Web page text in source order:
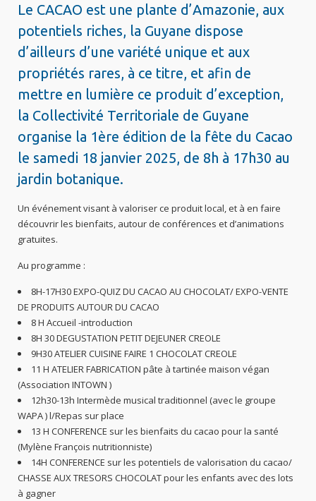
Le CACAO est une plante d’Amazonie, aux
potentiels riches, la Guyane dispose
d’ailleurs d’une variété unique et aux
propriétés rares, à ce titre, et afin de
mettre en lumière ce produit d’exception,
la Collectivité Territoriale de Guyane
organise la 1ère édition de la fête du Cacao
le samedi 18 janvier 2025, de 8h à 17h30 au
jardin botanique.
Un événement visant à valoriser ce produit local, et à en faire
découvrir les bienfaits, autour de conférences et d’animations
gratuites.
Au programme :
8H-17H30 EXPO-QUIZ DU CACAO AU CHOCOLAT/ EXPO-VENTE
DE PRODUITS AUTOUR DU CACAO
8 H Accueil -introduction
8H 30 DEGUSTATION PETIT DEJEUNER CREOLE
9H30 ATELIER CUISINE FAIRE 1 CHOCOLAT CREOLE
11 H ATELIER FABRICATION pâte à tartinée maison végan
(Association INTOWN )
12h30-13h Intermède musical traditionnel (avec le groupe
WAPA ) l/Repas sur place
13 H CONFERENCE sur les bienfaits du cacao pour la santé
(Mylène François nutritionniste)
14H CONFERENCE sur les potentiels de valorisation du cacao/
CHASSE AUX TRESORS CHOCOLAT pour les enfants avec des lots
à gagner